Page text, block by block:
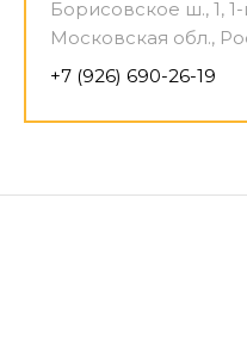
Борисовское ш., 1,
Московская обл.,
+7 (926) 690-26-19